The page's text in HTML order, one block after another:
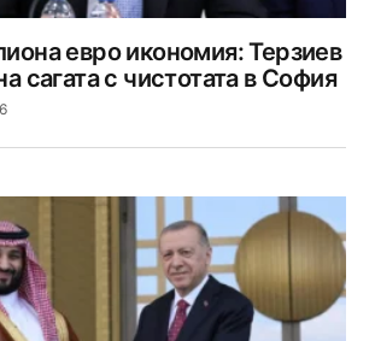
евро икономия: Терзиев
сагата с чистотата в София